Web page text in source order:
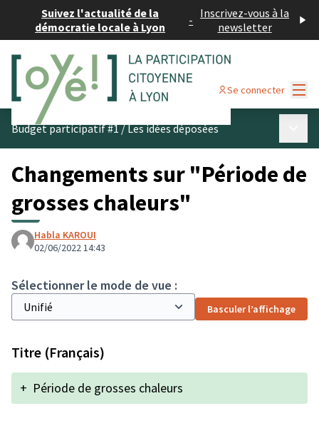
Suivez l'actualité de la
démocratie locale à Lyon
- Inscrivez-vous à la
newsletter
Se connecter
Budget participatif #1/Les idées déposées
Changements sur "Période de
grosses chaleurs"
Habla KAROUI
02/06/2022 14:43
Sélectionner le mode de vue :
Basculer l’affichage
Titre (Français)
+ Période de grosses chaleurs